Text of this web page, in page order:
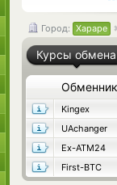
Город: Хараре
Курсы обмена
Обменник
Kingex
UAchanger
Ex-ATM24
First-BTC